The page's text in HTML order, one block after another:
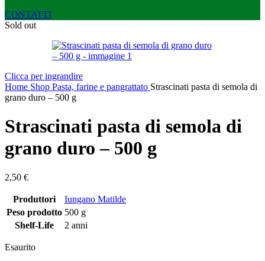
CONTATTI
Sold out
Clicca per ingrandire
Home Shop Pasta, farine e pangrattato Strascinati pasta di semola di
grano duro – 500 g
Strascinati pasta di semola di
grano duro – 500 g
2,50 €
Produttori
Iungano Matilde
Peso prodotto 500 g
Shelf-Life
2 anni
Esaurito